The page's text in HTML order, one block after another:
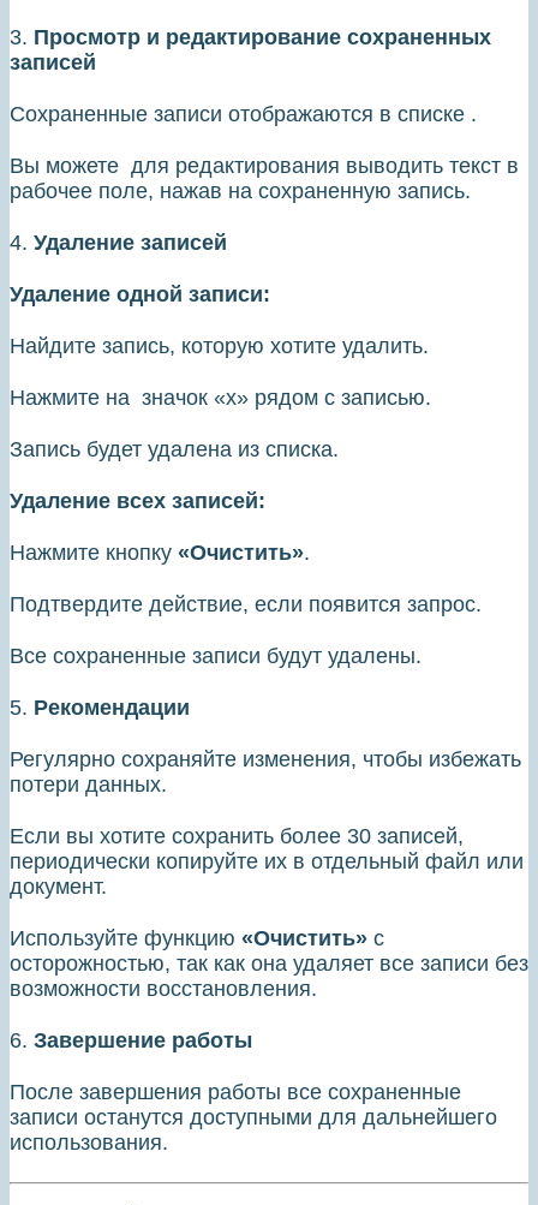
3. Просмотр и редактирование сохраненных
записей
Сохраненные записи отображаются в списке .
Вы можете для редактирования выводить текст в
рабочее поле, нажав на сохраненную запись.
4. Удаление записей
Удаление одной записи:
Найдите запись, которую хотите удалить.
Нажмите на значок «х» рядом с записью.
Запись будет удалена из списка.
Удаление всех записей:
Нажмите кнопку «Очистить».
Подтвердите действие, если появится запрос.
Все сохраненные записи будут удалены.
5. Рекомендации
Регулярно сохраняйте изменения, чтобы избежать
потери данных.
Если вы хотите сохранить более 30 записей,
периодически копируйте их в отдельный файл или
документ.
Используйте функцию «Очистить» с
осторожностью, так как она удаляет все записи без
возможности восстановления.
6. Завершение работы
После завершения работы все сохраненные
записи останутся доступными для дальнейшего
использования.